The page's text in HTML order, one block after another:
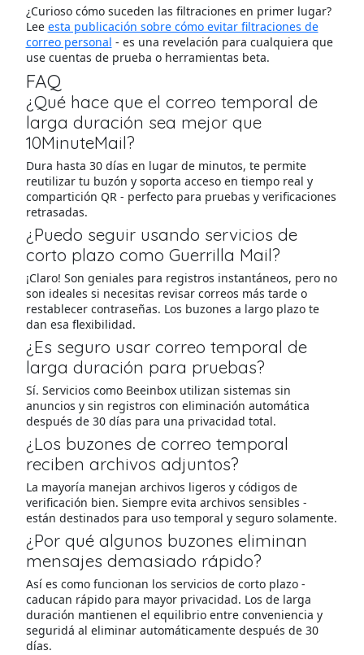
¿Curioso cómo suceden las filtraciones en primer lugar?
Lee esta publicación sobre cómo evitar filtraciones de
correo personal - es una revelación para cualquiera que
use cuentas de prueba o herramientas beta.
FAQ
¿Qué hace que el correo temporal de
larga duración sea mejor que
10MinuteMail?
Dura hasta 30 días en lugar de minutos, te permite
reutilizar tu buzón y soporta acceso en tiempo real y
compartición QR - perfecto para pruebas y verificaciones
retrasadas.
¿Puedo seguir usando servicios de
corto plazo como Guerrilla Mail?
¡Claro! Son geniales para registros instantáneos, pero no
son ideales si necesitas revisar correos más tarde o
restablecer contraseñas. Los buzones a largo plazo te
dan esa flexibilidad.
¿Es seguro usar correo temporal de
larga duración para pruebas?
Sí. Servicios como Beeinbox utilizan sistemas sin
anuncios y sin registros con eliminación automática
después de 30 días para una privacidad total.
¿Los buzones de correo temporal
reciben archivos adjuntos?
La mayoría manejan archivos ligeros y códigos de
verificación bien. Siempre evita archivos sensibles -
están destinados para uso temporal y seguro solamente.
¿Por qué algunos buzones eliminan
mensajes demasiado rápido?
Así es como funcionan los servicios de corto plazo -
caducan rápido para mayor privacidad. Los de larga
duración mantienen el equilibrio entre conveniencia y
seguridá al eliminar automáticamente después de 30
días.